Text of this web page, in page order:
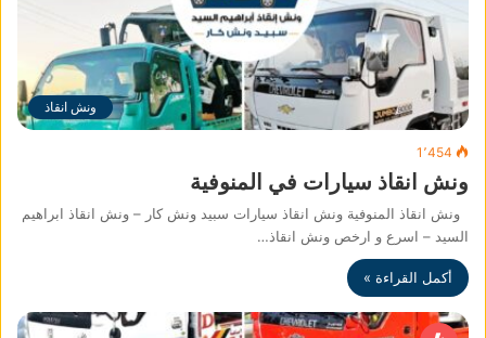
ونش انقاذ
1٬454
ونش انقاذ سيارات في المنوفية
ونش انقاذ المنوفية ونش انقاذ سيارات سبيد ونش كار – ونش انقاذ ابراهيم
السيد – اسرع و ارخص ونش انقاذ…
أكمل القراءة »